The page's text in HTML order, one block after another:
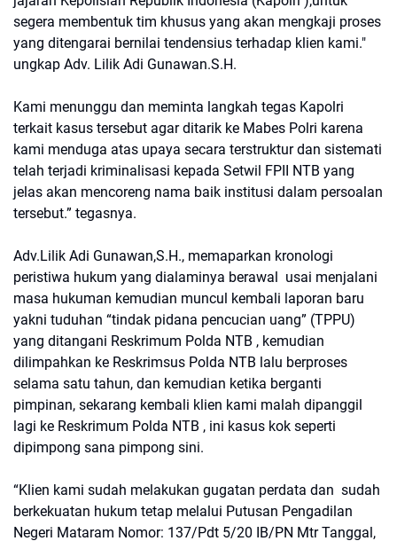
segera membentuk tim khusus yang akan mengkaji proses
yang ditengarai bernilai tendensius terhadap klien kami."
ungkap Adv. Lilik Adi Gunawan.S.H.
Kami menunggu dan meminta langkah tegas Kapolri
terkait kasus tersebut agar ditarik ke Mabes Polri karena
kami menduga atas upaya secara terstruktur dan sistemati
telah terjadi kriminalisasi kepada Setwil FPII NTB yang
jelas akan mencoreng nama baik institusi dalam persoalan
tersebut.” tegasnya.
Adv.Lilik Adi Gunawan,S.H., memaparkan kronologi
peristiwa hukum yang dialaminya berawal usai menjalani
masa hukuman kemudian muncul kembali laporan baru
yakni tuduhan “tindak pidana pencucian uang” (TPPU)
yang ditangani Reskrimum Polda NTB , kemudian
dilimpahkan ke Reskrimsus Polda NTB lalu berproses
selama satu tahun, dan kemudian ketika berganti
pimpinan, sekarang kembali klien kami malah dipanggil
lagi ke Reskrimum Polda NTB , ini kasus kok seperti
dipimpong sana pimpong sini.
“Klien kami sudah melakukan gugatan perdata dan sudah
berkekuatan hukum tetap melalui Putusan Pengadilan
Negeri Mataram Nomor: 137/Pdt 5/20 IB/PN Mtr Tanggal,